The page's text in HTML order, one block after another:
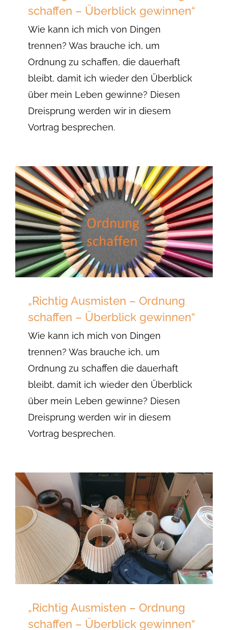
schaffen – Überblick gewinnen“
Wie kann ich mich von Dingen
trennen? Was brauche ich, um
Ordnung zu schaffen, die dauerhaft
bleibt, damit ich wieder den Überblick
über mein Leben gewinne? Diesen
Dreisprung werden wir in diesem
Vortrag besprechen.
„Richtig Ausmisten – Ordnung
schaffen – Überblick gewinnen“
Wie kann ich mich von Dingen
trennen? Was brauche ich, um
Ordnung zu schaffen die dauerhaft
bleibt, damit ich wieder den Überblick
über mein Leben gewinne? Diesen
Dreisprung werden wir in diesem
Vortrag besprechen.
„Richtig Ausmisten – Ordnung
schaffen – Überblick gewinnen“